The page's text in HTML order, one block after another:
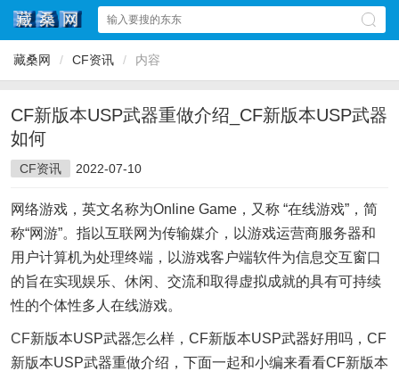
藏桑网 / CF资讯 / 内容
CF新版本USP武器重做介绍_CF新版本USP武器
如何
CF资讯 2022-07-10
网络游戏，英文名称为Online Game，又称 “在线游戏”，简
称“网游”。指以互联网为传输媒介，以游戏运营商服务器和
用户计算机为处理终端，以游戏客户端软件为信息交互窗口
的旨在实现娱乐、休闲、交流和取得虚拟成就的具有可持续
性的个体性多人在线游戏。
CF新版本USP武器怎么样，CF新版本USP武器好用吗，CF
新版本USP武器重做介绍，下面一起和小编来看看CF新版本